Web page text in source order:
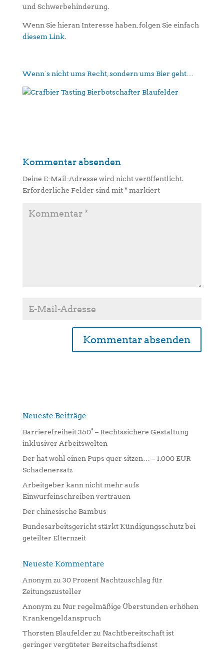
und Schwerbehinderung.
Wenn Sie hieran Interesse haben, folgen Sie einfach
diesem Link.
Wenn´s nicht ums Recht, sondern ums Bier geht…
Kommentar absenden
Deine E-Mail-Adresse wird nicht veröffentlicht.
Erforderliche Felder sind mit* markiert
n
t
v
e
:
Neueste Beiträge
Barrierefreiheit 360° – Rechtssichere Gestaltung
inklusiver Arbeitswelten
Der hat wohl einen Pups quer sitzen… – 1.000 EUR
Schadenersatz
Arbeitgeber kann nicht mehr aufs
Einwurfeinschreiben vertrauen
Der chinesische Bambus
Bundesarbeitsgericht stärkt Kündigungsschutz bei
geteilter Elternzeit
Neueste Kommentare
Anonymzu 30 Prozent Nachtzuschlag für
Zeitungszusteller
Anonymzu Nur regelmäßige Überstunden erhöhen
Krankengeldanspruch
Thorsten Blaufelder zu Nachtbereitschaft ist
geringer vergüteter Bereitschaftsdienst